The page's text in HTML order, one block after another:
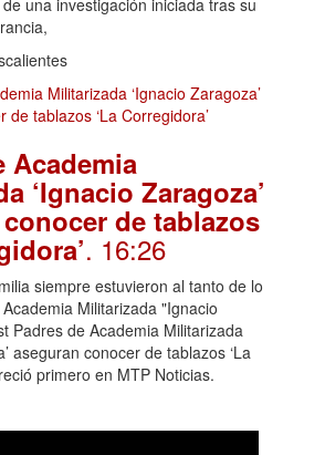
Academia
‘Ignacio Zaragoza’
de tablazos
. 16:26
siempre estuvieron al tanto de lo
Militarizada "Ignacio
Padres de Academia Militarizada
aseguran conocer de tablazos ‘La
primero en MTP Noticias.